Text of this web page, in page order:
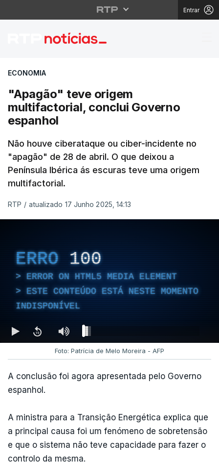
Entrar
"Apagão" teve
ECONOMIA
"Apagão" teve origem
multifactorial, conclui Governo
espanhol
Não houve ciberataque ou ciber-incidente no
"apagão" de 28 de abril. O que deixou a
Península Ibérica ás escuras teve uma origem
multifactorial.
RTP / atualizado 17 Junho 2025, 14:13
ERRO 100
ERROR ON HTML5 MEDIA ELEMENT
ESTE CONTEÚDO ESTÁ NESTE MOMENTO
INDISPONÍVEL
Foto: Patrícia de Melo Moreira - AFP
A conclusão foi agora apresentada pelo Governo
espanhol.
A ministra para a Transição Energética explica que
a principal causa foi um fenómeno de sobretensão
e que o sistema não teve capacidade para fazer o
controlo da mesma.